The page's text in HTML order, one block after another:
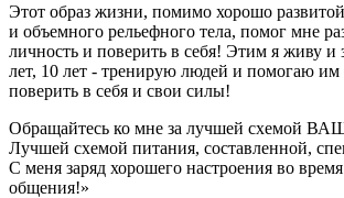
Этот образ жизни, помимо хорошо
и объемного рельефного тела, помог мне
личность и поверить в себя! Этим я живу и
лет, 10 лет - тренирую людей и помогаю им
поверить в себя и свои силы!
Обращайтесь ко мне за лучшей схемой
Лучшей схемой питания, составленной,
С меня заряд хорошего настроения во
общения!»